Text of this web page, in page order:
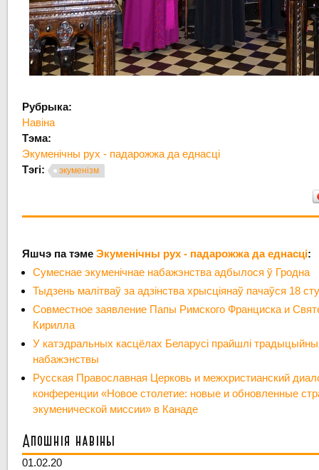
Рубрыка:
Навіна
Тэма:
Экуменічны рух - падарожжа да еднасці
Тэгі:
экуменізм
Яшчэ па тэмеЭкуменічны рух - падарожжа да еднасці:
Сумеснае экуменічнае набажэнства адбылося ў Гродна
Тыдзень малітваў за адзінства хрысціянаў пачаўся 18
Совместное заявление Папы Римского Франциска и
Кирилла
У катэдральных касцёлах Беларусі прайшлі
набажэнствы
Русская Православная Церковь и межхристианский
конференции «Новое столетие: новые и обновленные
экуменической миссии» в Канаде
Апошнія навіны
01.02.20